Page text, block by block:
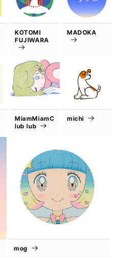
KOTOMI
FUJIWARA
MADOKA
MiamMiamC
lub lub
michi
mog